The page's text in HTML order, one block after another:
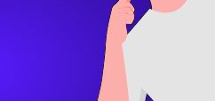
yapısını da geliştirir.
zamanda bireyin kültürel ve
için son derece faydalıdır.